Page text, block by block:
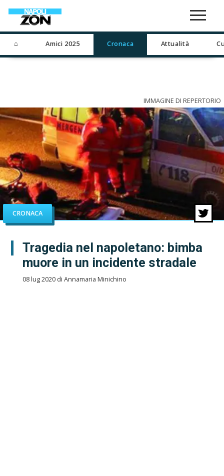
⌂ Amici 2025 Cronaca Attualità
IMMAGINE DI REPERTORIO
CRONACA
Tragedia nel napoletano: bimba
muore in un incidente stradale
08 lug 2020 di Annamaria Minichino